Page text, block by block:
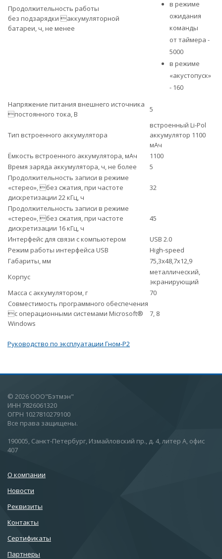
Продолжительность работы
без подзарядки аккумуляторной
батареи, ч, не менее
в режиме
ожидания
команды
от таймера -
5000
в режиме
«акустопуск»
- 160
Напряжение питания внешнего источника
постоянного тока, В
5
Тип встроенного аккумулятора
встроенный Li-Pol
аккумулятор 1100
мАч
Ёмкость встроенного аккумулятора, мАч
1100
Время заряда аккумулятора, ч, не более
5
Продолжительность записи в режиме
«стерео», без сжатия, при частоте
дискретизации 22 кГц, ч
32
Продолжительность записи в режиме
«стерео», без сжатия, при частоте
дискретизации 16 кГц, ч
45
Интерфейс для связи с компьютером
USB 2.0
Режим работы интерфейса USB
High-speed
Габариты, мм
75,3х48,7х12,9
Корпус
металлический,
экранирующий
Масса с аккумулятором, г
70
Совместимость программного обеспечения
с операционными системами Microsoft®
Windows
7, 8
Руководство по эксплуатации Гном-Р2
© 2026 ООО"Бэтмэн"
ИНН 7826061320
ОГРН 1027810279100
Все права защищены.
190005, Санкт-Петербург, Измайловский пр., д. 4, литер А, офис
407
О компании
Новости
Реквизиты
Контакты
Сертификаты
Партнеры